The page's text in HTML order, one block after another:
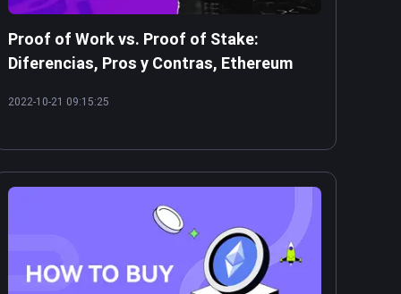
Proof of Work vs. Proof of Stake:
Diferencias, Pros y Contras, Ethereum
2022-10-21 09:15:25